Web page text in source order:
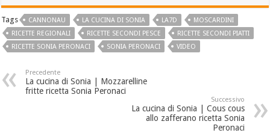
Tags CANNONAU LA CUCINA DI SONIA LA7D
MOSCARDINI
RICETTE REGIONALI
RICETTE SECONDI PESCE
RICETTE SECONDI PIATTI
RICETTE SONIA PERONACI
SONIA PERONACI VIDEO
Precedente
La cucina di Sonia | Mozzarelline
fritte ricetta Sonia Peronaci
Successivo
La cucina di Sonia | Cous cous
allo zafferano ricetta Sonia
Peronaci